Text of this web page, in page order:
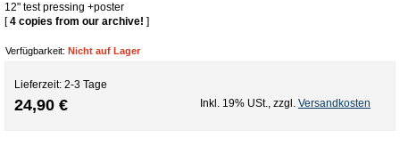
12" test pressing +poster
[4 copies from our archive! ]
Verfügbarkeit: Nicht auf Lager
Lieferzeit: 2-3 Tage
24,90 € Inkl. 19% USt., zzgl. Versandkosten